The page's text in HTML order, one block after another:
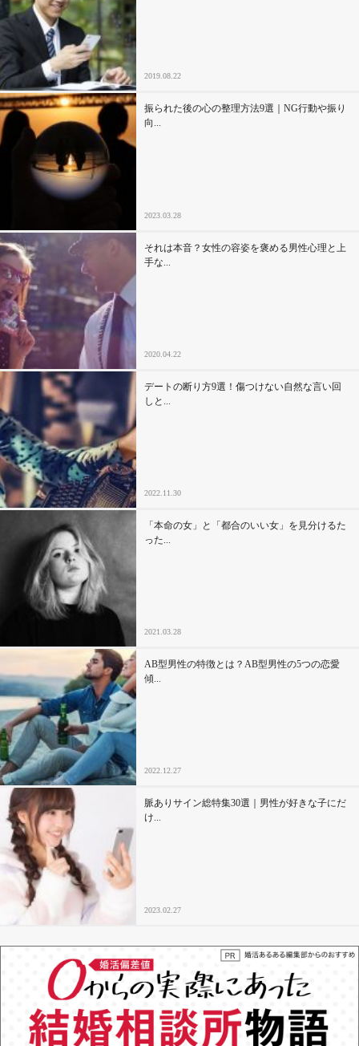
カルチャー・トレンド・芸能
驚き
2019.08.22
振られた後の心の整理方法9選｜NG行動や振り
向...
2023.03.28
それは本音？女性の容姿を褒める男性心理と上
手な...
2020.04.22
デートの断り方9選！傷つけない自然な言い回
しと...
2022.11.30
「本命の女」と「都合のいい女」を見分けるた
った...
2021.03.28
AB型男性の特徴とは？AB型男性の5つの恋愛
傾...
2022.12.27
脈ありサイン総特集30選｜男性が好きな子にだ
け...
2023.02.27